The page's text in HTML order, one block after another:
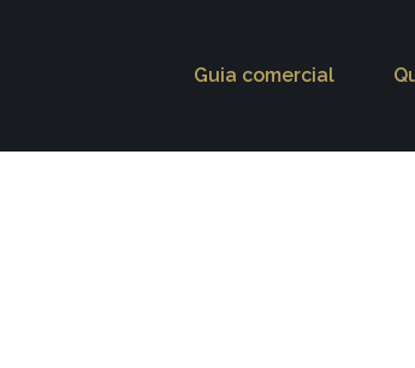
Guia comercial